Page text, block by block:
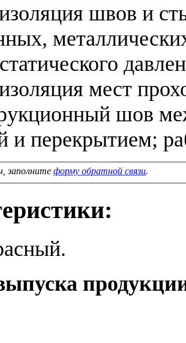
швов и
мест
шов
и перекрытием;
заполните форму обратной связи.